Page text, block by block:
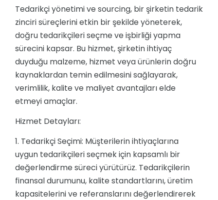
Tedarikçi yönetimi ve sourcing, bir şirketin tedarik
zinciri süreçlerini etkin bir şekilde yöneterek,
doğru tedarikçileri seçme ve işbirliği yapma
sürecini kapsar. Bu hizmet, şirketin ihtiyaç
duyduğu malzeme, hizmet veya ürünlerin doğru
kaynaklardan temin edilmesini sağlayarak,
verimlilik, kalite ve maliyet avantajları elde
etmeyi amaçlar.
Hizmet Detayları:
1. Tedarikçi Seçimi: Müşterilerin ihtiyaçlarına
uygun tedarikçileri seçmek için kapsamlı bir
değerlendirme süreci yürütürüz. Tedarikçilerin
finansal durumunu, kalite standartlarını, üretim
kapasitelerini ve referanslarını değerlendirerek